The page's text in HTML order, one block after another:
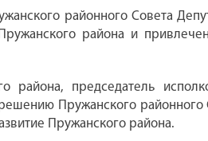
районного Совета
района и
председатель
Пружанского районного
Пружанского района.